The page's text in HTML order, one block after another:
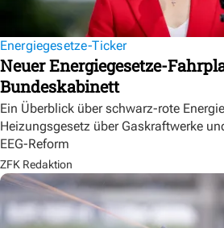
Energiegesetze-Ticker
Neuer Energiegesetze-
Bundeskabinett
Ein Überblick über schwarz-rote
Heizungsgesetz über Gaskraftwerke
EEG-Reform
ZFK Redaktion